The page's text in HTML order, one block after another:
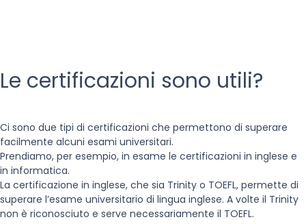
Le certificazioni sono utili?
Ci sono due tipi di certificazioni che permettono di superare
facilmente alcuni esami universitari.
Prendiamo, per esempio, in esame le certificazioni in inglese e
in informatica.
La certificazione in inglese, che sia Trinity o TOEFL, permette di
superare l’esame universitario di lingua inglese. A volte il Trinity
non è riconosciuto e serve necessariamente il TOEFL.